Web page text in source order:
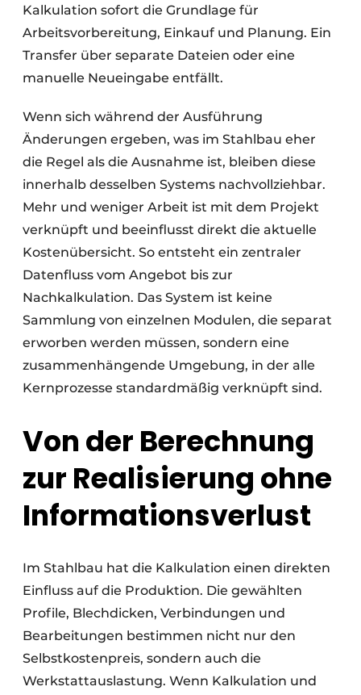
Kalkulation sofort die Grundlage für
Arbeitsvorbereitung, Einkauf und Planung. Ein
Transfer über separate Dateien oder eine
manuelle Neueingabe entfällt.
Wenn sich während der Ausführung
Änderungen ergeben, was im Stahlbau eher
die Regel als die Ausnahme ist, bleiben diese
innerhalb desselben Systems nachvollziehbar.
Mehr und weniger Arbeit ist mit dem Projekt
verknüpft und beeinflusst direkt die aktuelle
Kostenübersicht. So entsteht ein zentraler
Datenfluss vom Angebot bis zur
Nachkalkulation. Das System ist keine
Sammlung von einzelnen Modulen, die separat
erworben werden müssen, sondern eine
zusammenhängende Umgebung, in der alle
Kernprozesse standardmäßig verknüpft sind.
Von der Berechnung
zur Realisierung ohne
Informationsverlust
Im Stahlbau hat die Kalkulation einen direkten
Einfluss auf die Produktion. Die gewählten
Profile, Blechdicken, Verbindungen und
Bearbeitungen bestimmen nicht nur den
Selbstkostenpreis, sondern auch die
Werkstattauslastung. Wenn Kalkulation und